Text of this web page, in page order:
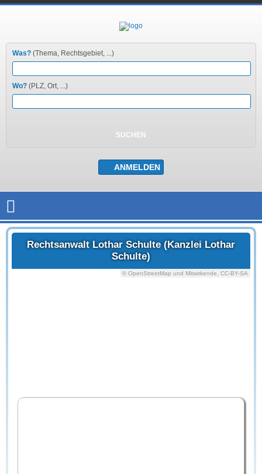
Was? (Thema, Rechtsgebiet, ...)
Wo? (PLZ, Ort, ...)
Rechtsanwalt Lothar Schulte (Kanzlei Lothar
Schulte)
© OpenStreetMap und Mitwirkende, CC-BY-SA